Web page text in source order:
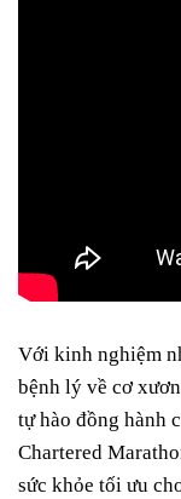
Với kinh nghiệm
bệnh lý về cơ
tự hào đồng hành
Chartered
sức khỏe tối ưu